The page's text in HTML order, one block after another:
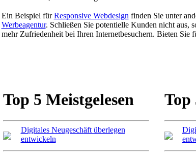
Ein Beispiel fürResponsive Webdesign finden Sie unter
Werbeagentur. Schließen Sie potentielle Kunden nicht aus,
mehr Zufriedenheit bei Ihren Internetbesuchern. Bieten Sie
Top 5 Meistgelesen
Digitales Neugeschäft überlegen
entwickeln
Top